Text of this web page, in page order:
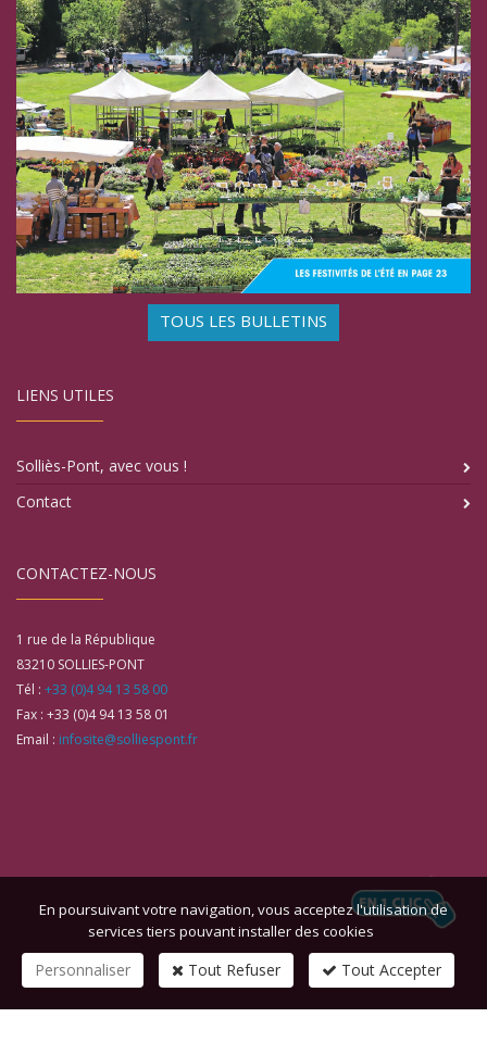
TOUS LES BULLETINS
LIENS UTILES
Solliès-Pont, avec vous !
Contact
CONTACTEZ-NOUS
1 rue de la République
83210 SOLLIES-PONT
Tél : +33 (0)4 94 13 58 00
Fax : +33 (0)4 94 13 58 01
Email : infosite@solliespont.fr
En poursuivant votre navigation, vous acceptez l'utilisation de
services tiers pouvant installer des cookies
Personnaliser Tout Refuser Tout Accepter